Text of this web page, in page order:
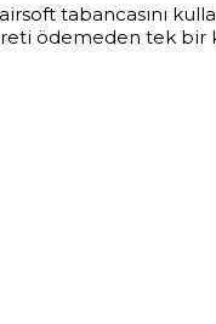
tabancasını
ödemeden tek bir